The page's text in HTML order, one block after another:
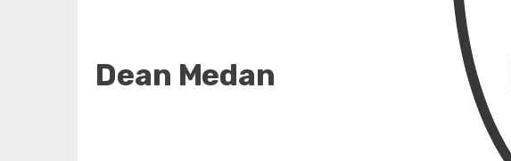
Dean Medan